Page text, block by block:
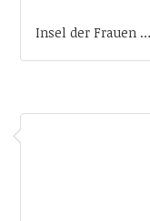
Insel der Frauen …